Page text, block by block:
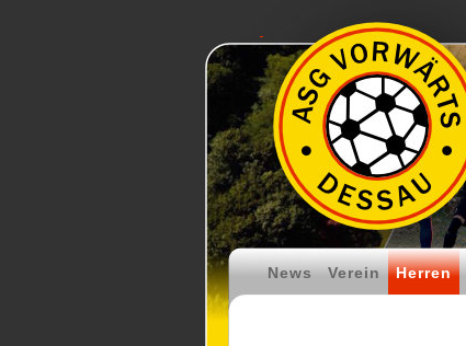
News Verein Herren